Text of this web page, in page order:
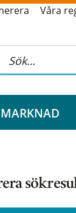
Våra
MARKNAD